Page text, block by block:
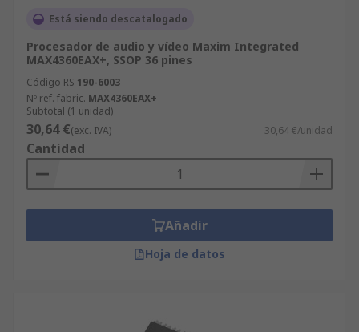
Está siendo descatalogado
Procesador de audio y vídeo Maxim Integrated
MAX4360EAX+, SSOP 36 pines
Código RS 190-6003
Nº ref. fabric. MAX4360EAX+
Subtotal (1 unidad)
30,64 €(exc. IVA) 30,64 €/unidad
Cantidad
Añadir
Hoja de datos